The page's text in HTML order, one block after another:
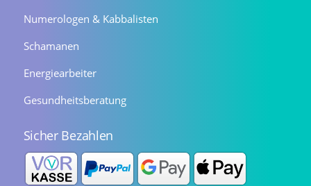
Numerologen & Kabbalisten
Schamanen
Energiearbeiter
Gesundheitsberatung
Sicher Bezahlen